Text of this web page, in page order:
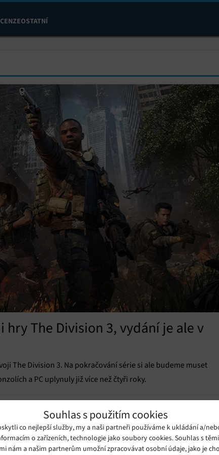
Souhlas s použitím cookies
co nejlepší služby, my a naši partneři používáme k ukládání a/
o zařízeních, technologie jako soubory cookies. Souhlas s
nám a našim partnerům umožní zpracovávat osobní údaje, jako je
OSTATNÍ
The Division 3, vydání je ale v
The Division 3. Na pokračování série si ale budeme muset
a PC uplynuly již více než čtyři roky.